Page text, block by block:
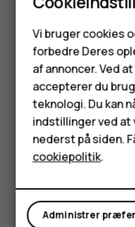
Feature-
Tilbehør
HMD
Tablets
Min konto
Tryk på
for at
Tryk på
for at
Stream live-video
Du kan streame live
kamera.
Tryk påKamera.
du vil bruge til
Tryk påpanorama_fish_eyefor at
Vi bruger cookies
forbedre Deres
af annoncer. Ved
accepterer du
teknologi. Du kan
indstillinger ved
nederst på siden.
cookiepolitik.
Administrer